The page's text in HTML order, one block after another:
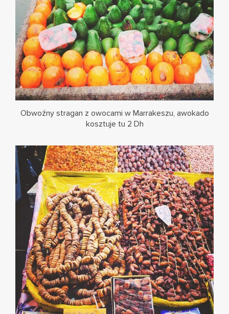
Obwoźny stragan z owocami w Marrakeszu, awokado
kosztuje tu 2 Dh